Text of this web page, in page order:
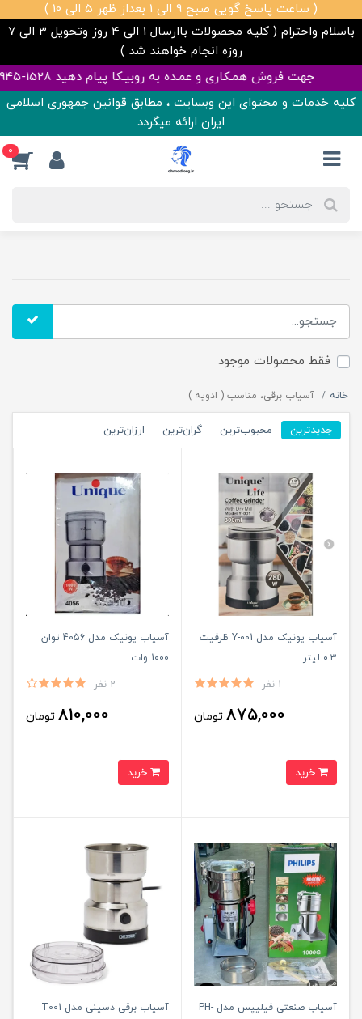
( ساعت پاسخ گویی صبح 9 الی 1 بعداز ظهر 5 الی 10 )
باسلام واحترام ( کلیه محصولات باارسال 1 الی 4 روز وتحویل 3 الی 7
روزه انجام خواهند شد )
فروش همـکاری و عمـده به روبیـکا پیام دهید 1528-945-0992 | تمامی قیمت ها آپدیت هست ✅
کلیه خدمات و محتوای این وبسایت ، مطابق قوانین جمهوری اسلامی
ایران ارائه میگردد
0
فقط محصولات موجود
خانه آسیاب برقی، مناسب ( ادویه )
جدیدترین محبوب‌ترین گران‌ترین ارزان‌ترین
آسیاب یونیک مدل Y-001 ظرفیت
۰.۳ لیتر
1 نفر
875,000 تومان
آسیاب یونیک مدل 4056 توان
1000 وات
2 نفر
810,000 تومان
آسیاب صنعتی فیلیپس مدل PH-
آسیاب برقی دسینی مدل T001